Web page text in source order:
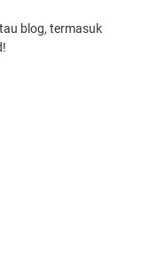
blog, termasuk